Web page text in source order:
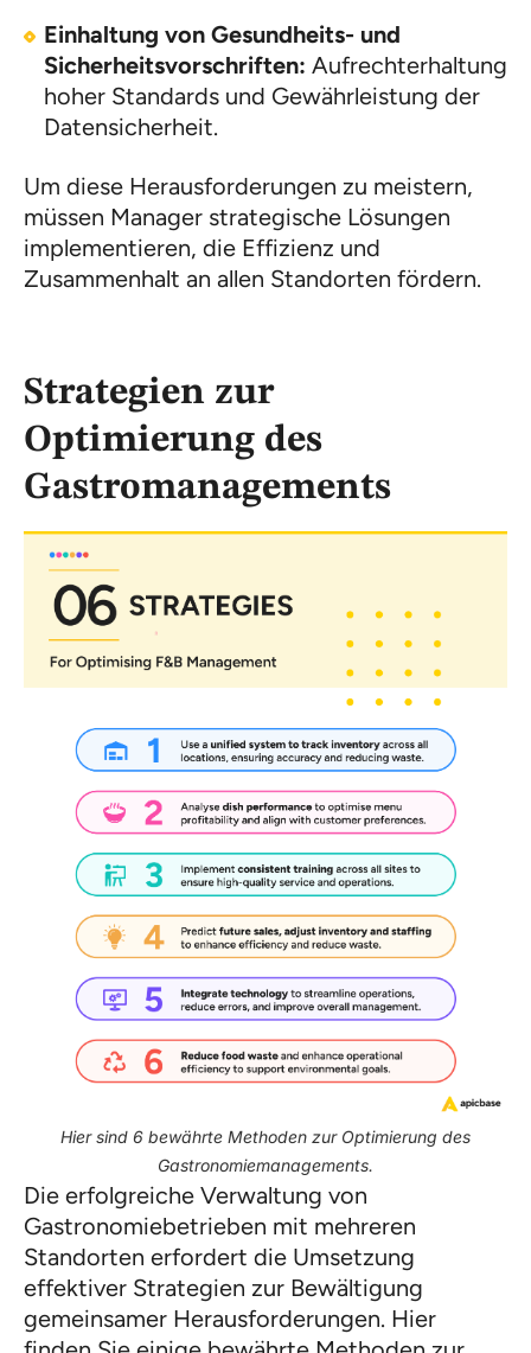
Einhaltung von Gesundheits- und
Sicherheitsvorschriften: Aufrechterhaltung
hoher Standards und Gewährleistung der
Datensicherheit.
Um diese Herausforderungen zu meistern,
müssen Manager strategische Lösungen
implementieren, die Effizienz und
Zusammenhalt an allen Standorten fördern.
Strategien zur
Optimierung des
Gastromanagements
Hier sind 6 bewährte Methoden zur Optimierung des
Gastronomiemanagements.
Die erfolgreiche Verwaltung von
Gastronomiebetrieben mit mehreren
Standorten erfordert die Umsetzung
effektiver Strategien zur Bewältigung
gemeinsamer Herausforderungen. Hier